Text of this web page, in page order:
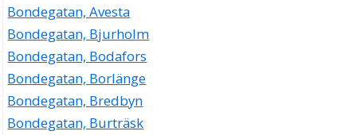
Bondegatan, Avesta
Bondegatan, Bjurholm
Bondegatan, Bodafors
Bondegatan, Borlänge
Bondegatan, Bredbyn
Bondegatan, Burträsk